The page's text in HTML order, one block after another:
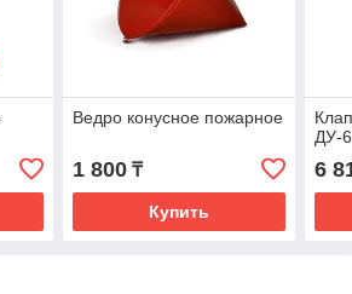
Ведро конусное пожарное
1 800₸
Купить
ДУ-
6